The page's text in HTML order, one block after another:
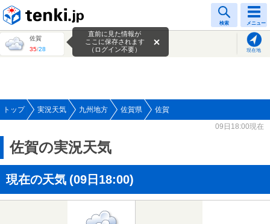
検索 メニュー
佐賀
35/28 現在地
直前に見た情報が
ここに保存されます
（ログイン不要）
トップ 実況天気 九州地方 佐賀県
佐賀
09日18:00現在
佐賀の実況天気
現在の天気 (09日18:00)